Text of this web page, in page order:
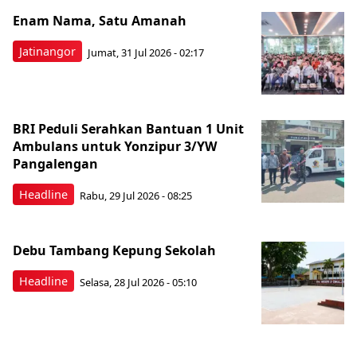
Jatinangor
Enam Nama, Satu Amanah
Jumat, 31 Jul 2026 - 02:17
Headline
BRI Peduli Serahkan Bantuan 1 Unit
Ambulans untuk Yonzipur 3/YW
Pangalengan
Rabu, 29 Jul 2026 - 08:25
Headline
Debu Tambang Kepung Sekolah
Selasa, 28 Jul 2026 - 05:10